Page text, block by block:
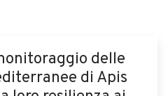
delle
di Apis